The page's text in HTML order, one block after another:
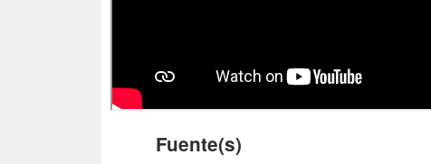
Fuente(s)